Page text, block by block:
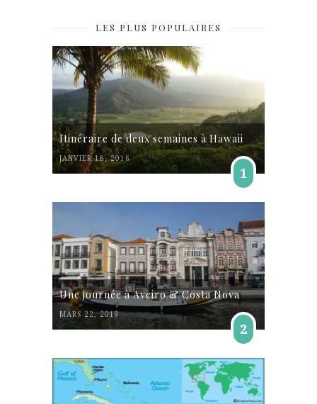
LES PLUS POPULAIRES
Itinéraire de deux semaines à Hawaii
JANVIER 18, 2016
1
Une journée à Aveiro & Costa Nova
MARS 22, 2019
2